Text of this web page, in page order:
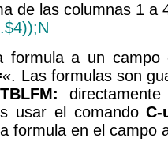
de las columnas 1 a
formula a un campo
«. Las formulas son
usar el comando
formula en el campo